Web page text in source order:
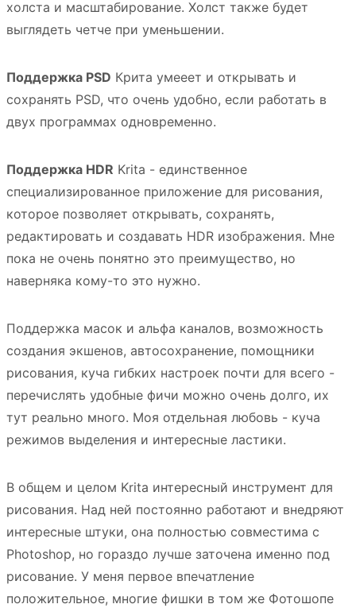
холста и масштабирование. Холст также будет
выглядеть четче при уменьшении.
Поддержка PSD Крита умееет и открывать и
сохранять PSD, что очень удобно, если работать в
двух программах одновременно.
Поддержка HDR Krita - единственное
специализированное приложение для рисования,
которое позволяет открывать, сохранять,
редактировать и создавать HDR изображения. Мне
пока не очень понятно это преимущество, но
наверняка кому-то это нужно.
Поддержка масок и альфа каналов, возможность
создания экшенов, автосохранение, помощники
рисования, куча гибких настроек почти для всего -
перечислять удобные фичи можно очень долго, их
тут реально много. Моя отдельная любовь - куча
режимов выделения и интересные ластики.
В общем и целом Krita интересный инструмент для
рисования. Над ней постоянно работают и внедряют
интересные штуки, она полностью совместима с
Photoshop, но гораздо лучше заточена именно под
рисование. У меня первое впечатление
положительное, многие фишки в том же Фотошопе